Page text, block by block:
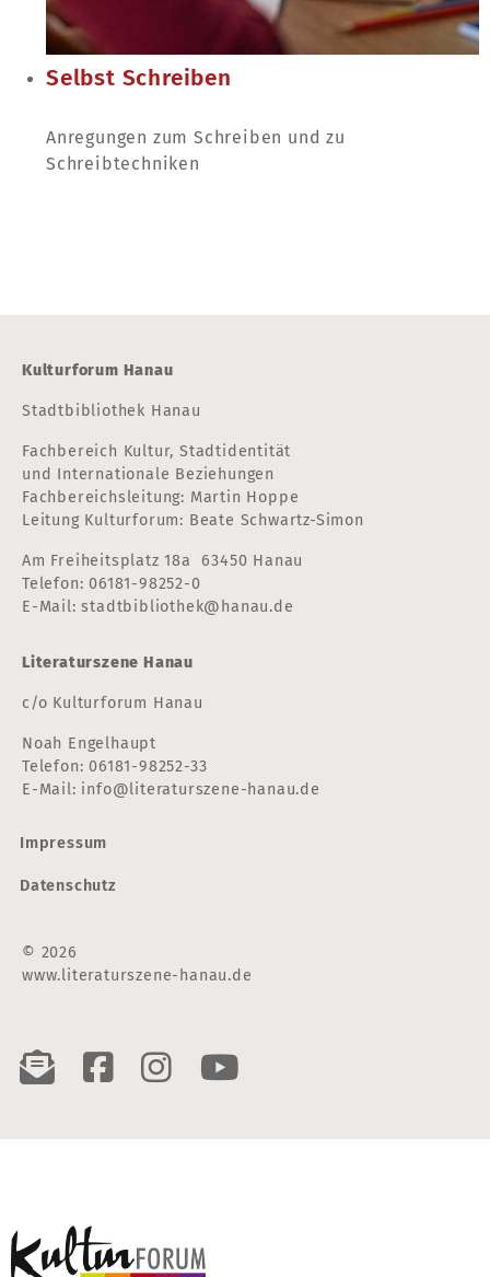
Selbst Schreiben
Anregungen zum Schreiben und zu
Schreibtechniken
Kulturforum Hanau
Stadtbibliothek Hanau
Fachbereich Kultur, Stadtidentität
und Internationale Beziehungen
Fachbereichsleitung: Martin Hoppe
Leitung Kulturforum: Beate Schwartz-Simon
Am Freiheitsplatz 18a 63450 Hanau
Telefon:06181-98252-0
E-Mail:stadtbibliothek@hanau.de
Literaturszene Hanau
c/o Kulturforum Hanau
Noah Engelhaupt
Telefon:06181-98252-33
E-Mail: info@literaturszene-hanau.de
Impressum
Datenschutz
© 2026
www.literaturszene-hanau.de